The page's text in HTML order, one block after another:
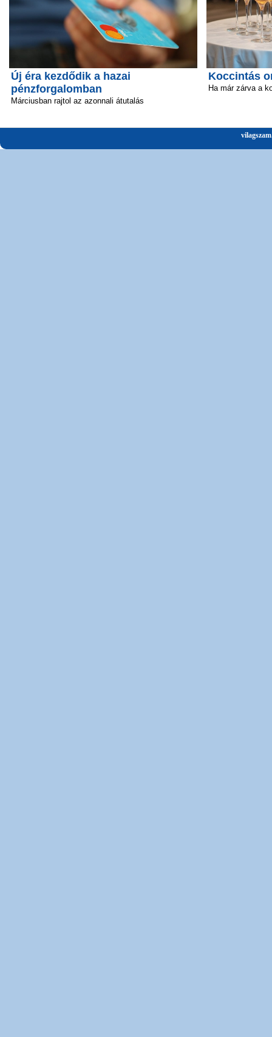
Új éra kezdődik a hazai
pénzforgalomban
Márciusban rajtol az azonnali átutalás
Koccintás
Ha már zárva a